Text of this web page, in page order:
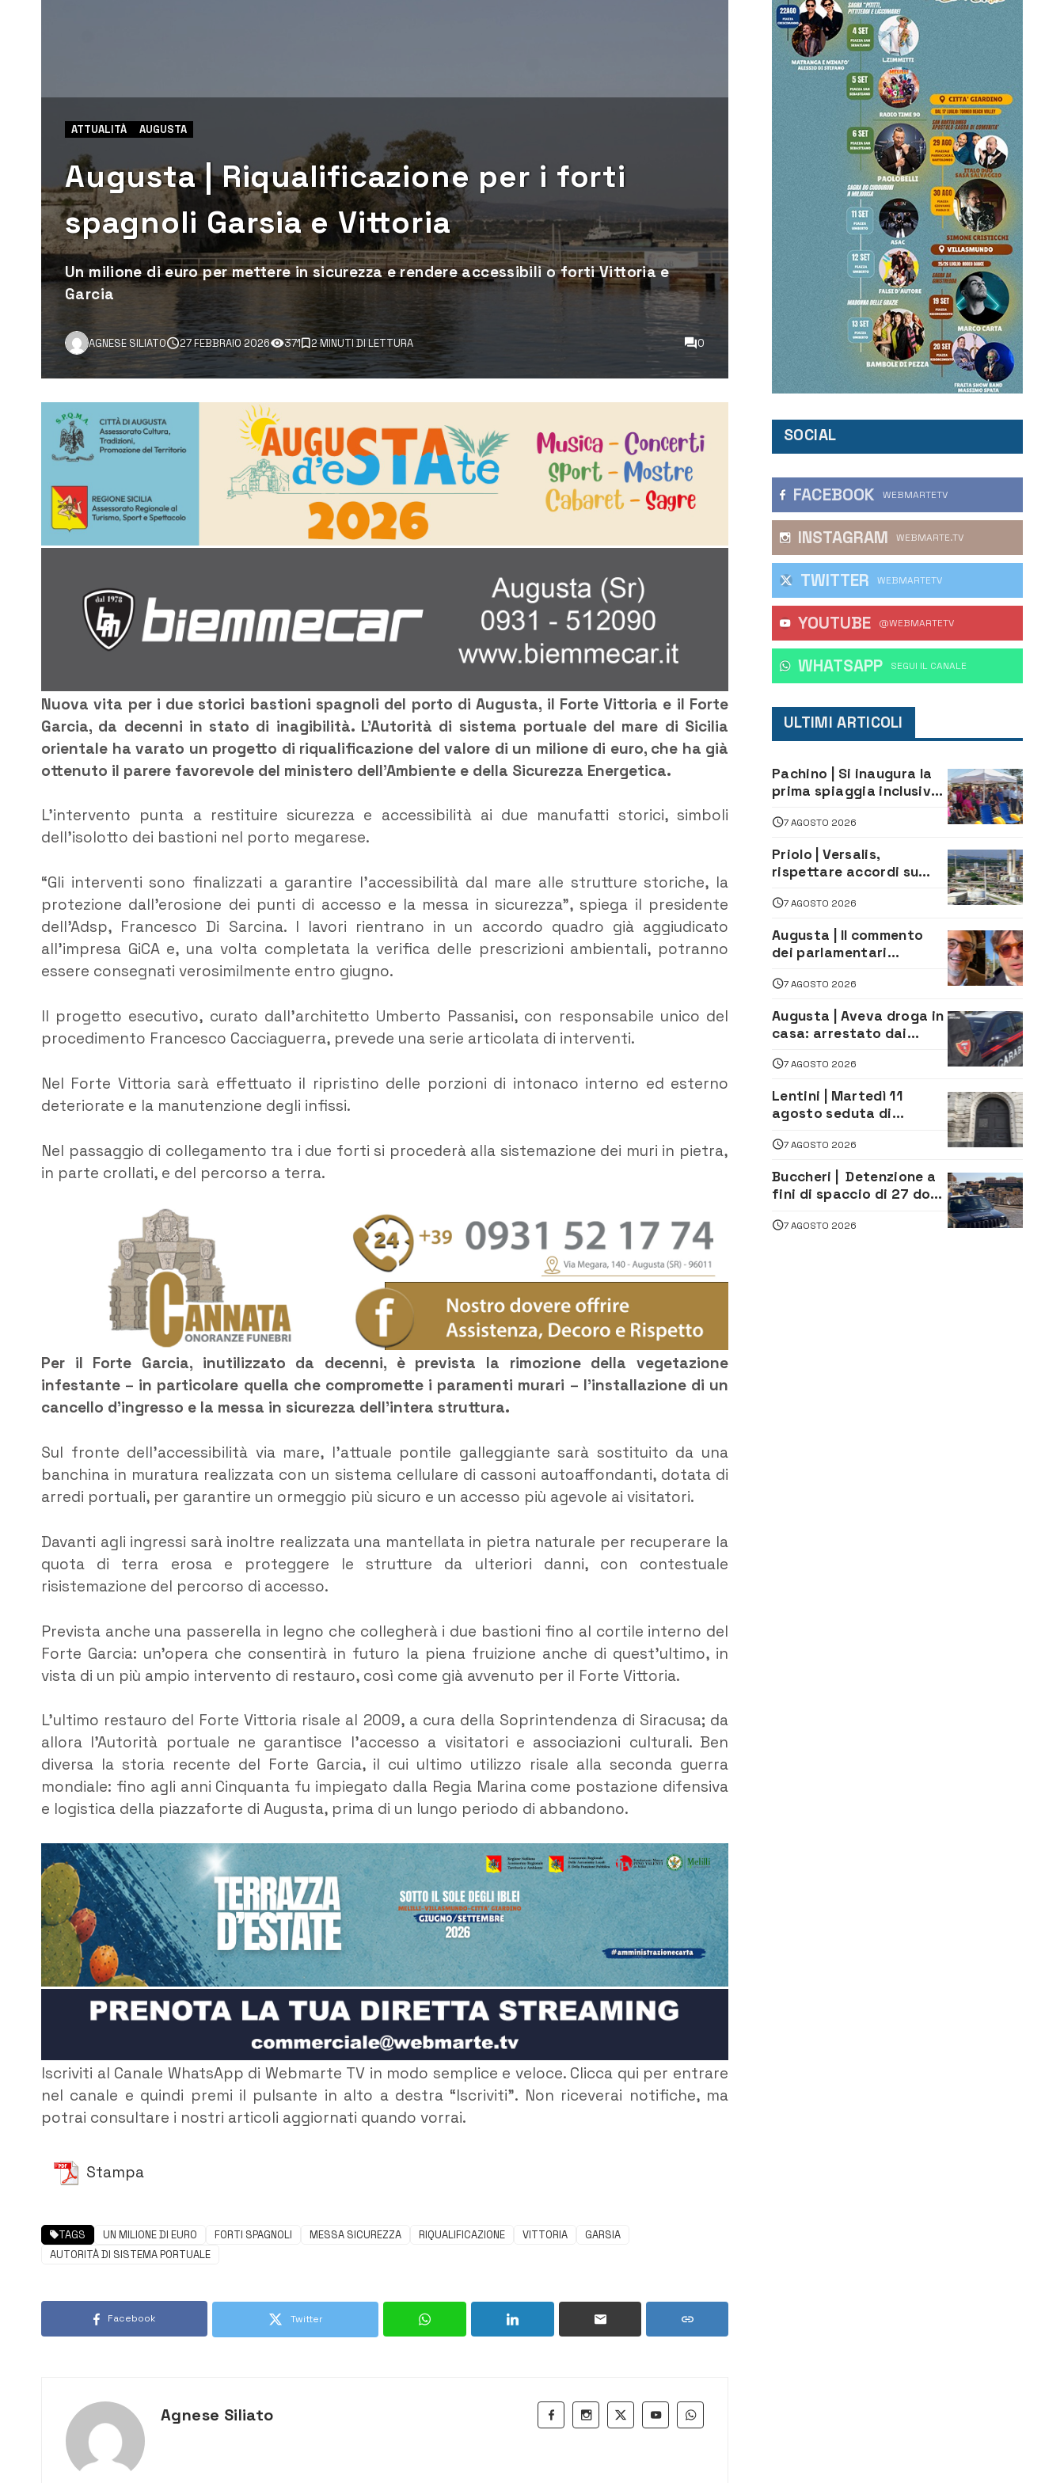
ATTUALITÀ AUGUSTA
Augusta | Riqualificazione per i forti
spagnoli Garsia e Vittoria
Un milione di euro per mettere in sicurezza e rendere accessibili o forti Vittoria e
Garcia
AGNESE SILIATO 27 FEBBRAIO 2026 371 2 MINUTI DI LETTURA 0
Nuova vita per i due storici bastioni spagnoli del porto di Augusta, il Forte Vittoria e il Forte
Garcia, da decenni in stato di inagibilità. L’Autorità di sistema portuale del mare di Sicilia
orientale ha varato un progetto di riqualificazione del valore di un milione di euro, che ha già
ottenuto il parere favorevole del ministero dell’Ambiente e della Sicurezza Energetica.
L’intervento punta a restituire sicurezza e accessibilità ai due manufatti storici, simboli
dell’isolotto dei bastioni nel porto megarese.
“Gli interventi sono finalizzati a garantire l’accessibilità dal mare alle strutture storiche, la
protezione dall’erosione dei punti di accesso e la messa in sicurezza”, spiega il presidente
dell’Adsp, Francesco Di Sarcina. I lavori rientrano in un accordo quadro già aggiudicato
all’impresa GiCA e, una volta completata la verifica delle prescrizioni ambientali, potranno
essere consegnati verosimilmente entro giugno.
Il progetto esecutivo, curato dall’architetto Umberto Passanisi, con responsabile unico del
procedimento Francesco Cacciaguerra, prevede una serie articolata di interventi.
Nel Forte Vittoria sarà effettuato il ripristino delle porzioni di intonaco interno ed esterno
deteriorate e la manutenzione degli infissi.
Nel passaggio di collegamento tra i due forti si procederà alla sistemazione dei muri in pietra,
in parte crollati, e del percorso a terra.
Per il Forte Garcia, inutilizzato da decenni, è prevista la rimozione della vegetazione
infestante – in particolare quella che compromette i paramenti murari – l’installazione di un
cancello d’ingresso e la messa in sicurezza dell’intera struttura.
Sul fronte dell’accessibilità via mare, l’attuale pontile galleggiante sarà sostituito da una
banchina in muratura realizzata con un sistema cellulare di cassoni autoaffondanti, dotata di
arredi portuali, per garantire un ormeggio più sicuro e un accesso più agevole ai visitatori.
Davanti agli ingressi sarà inoltre realizzata una mantellata in pietra naturale per recuperare la
quota di terra erosa e proteggere le strutture da ulteriori danni, con contestuale
risistemazione del percorso di accesso.
Prevista anche una passerella in legno che collegherà i due bastioni fino al cortile interno del
Forte Garcia: un’opera che consentirà in futuro la piena fruizione anche di quest’ultimo, in
vista di un più ampio intervento di restauro, così come già avvenuto per il Forte Vittoria.
L’ultimo restauro del Forte Vittoria risale al 2009, a cura della Soprintendenza di Siracusa; da
allora l’Autorità portuale ne garantisce l’accesso a visitatori e associazioni culturali. Ben
diversa la storia recente del Forte Garcia, il cui ultimo utilizzo risale alla seconda guerra
mondiale: fino agli anni Cinquanta fu impiegato dalla Regia Marina come postazione difensiva
e logistica della piazzaforte di Augusta, prima di un lungo periodo di abbandono.
Iscriviti al Canale WhatsApp di Webmarte TV in modo semplice e veloce. Clicca qui per entrare
nel canale e quindi premi il pulsante in alto a destra “Iscriviti”. Non riceverai notifiche, ma
potrai consultare i nostri articoli aggiornati quando vorrai.
Stampa
TAGS UN MILIONE DI EURO FORTI SPAGNOLI MESSA SICUREZZA RIQUALIFICAZIONE VITTORIA
GARSIA
AUTORITÀ DI SISTEMA PORTUALE
Facebook Twitter
Agnese Siliato
SOCIAL
FACEBOOK WEBMARTETV
INSTAGRAM WEBMARTE.TV
TWITTER WEBMARTETV
YOUTUBE @WEBMARTETV
WHATSAPP ‎SEGUI IL CANALE
ULTIMI ARTICOLI
Pachino | Si inaugura la
prima spiaggia inclusiva
assistenza e prevenzione
aperte a tutti
7 AGOSTO 2026
Priolo | Versalis,
rispettare accordi su
lavoro. Il sindaco scrive
alla società
7 AGOSTO 2026
Augusta | Il commento
dei parlamentari
firma del contatto per il
depuratore
7 AGOSTO 2026
Augusta | Aveva droga in
casa: arrestato dai
7 AGOSTO 2026
Lentini | Martedì 11
agosto seduta di
7 AGOSTO 2026
Buccheri | Detenzione a
fini di spaccio di 27 dosi
20enni
7 AGOSTO 2026